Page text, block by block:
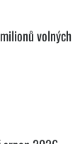
volných